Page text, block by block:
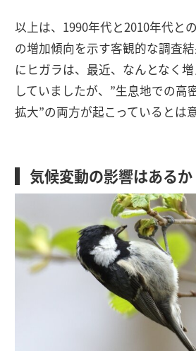
以上は、1990年代と2010年代と
の増加傾向を示す客観的な調査
にヒガラは、最近、なんとなく
していましたが、”生息地での高
拡大”の両方が起こっているとは
気候変動の影響はあるか